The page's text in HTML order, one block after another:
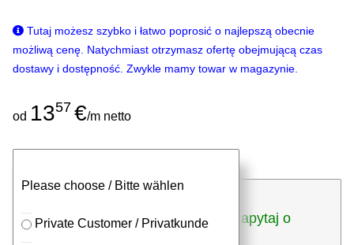
Tutaj możesz szybko i łatwo poprosić o najlepszą obecnie
możliwą cenę. Natychmiast otrzymasz ofertę obejmującą czas
dostawy i dostępność. Zwykle mamy towar w magazynie.
od 1357 €/m netto
Please choose / Bitte wählen
Private Customer / Privatkunde
dla profili ciętych (włączne z cięciem)
zapytaj o